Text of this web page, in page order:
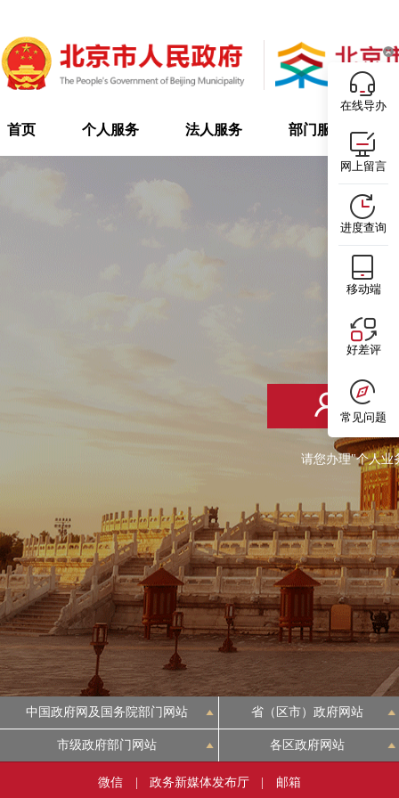
首页 个人服务 法人服务 部门服务
在线导办
网上留言
进度查询
移动端
好差评
常见问题
个人登
请您办理"个人业
中国政府网及国务院部门网站 省（区市）政府网站
市级政府部门网站 各区政府网站
微信 政务新媒体发布厅 邮箱